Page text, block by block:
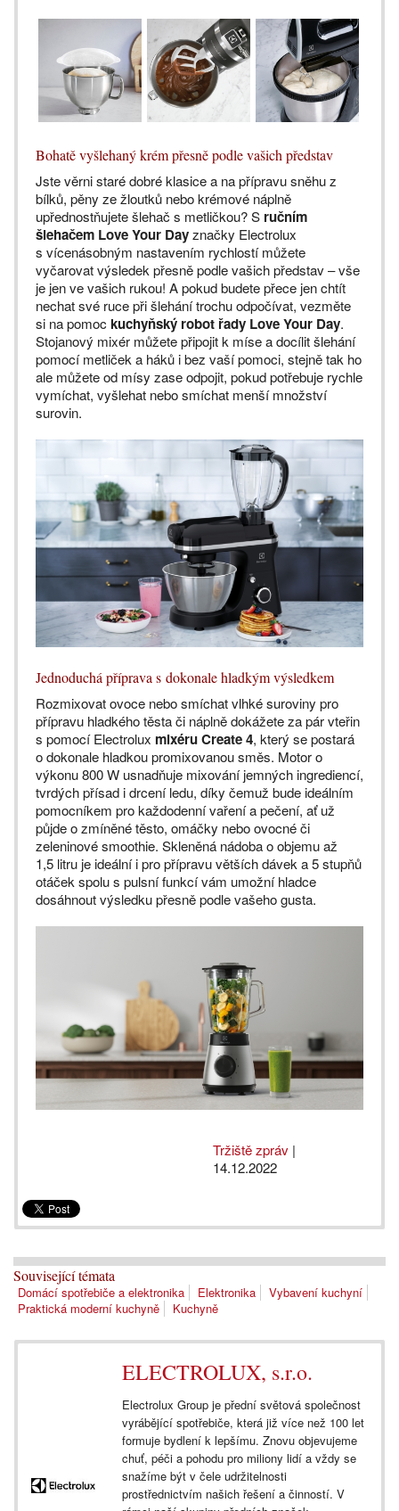
Bohatě vyšlehaný krém přesně podle vašich představ
Jste věrni staré dobré klasice a na přípravu sněhu z
bílků, pěny ze žloutků nebo krémové náplně
upřednostňujete šlehač s metličkou? S ručním
šlehačem Love Your Dayznačky Electrolux
s vícenásobným nastavením rychlostí můžete
vyčarovat výsledek přesně podle vašich představ – vše
je jen ve vašich rukou! A pokud budete přece jen chtít
nechat své ruce při šlehání trochu odpočívat, vezměte
si na pomoc kuchyňský robot řady Love Your Day.
Stojanový mixér můžete připojit k míse a docílit šlehání
pomocí metliček a háků i bez vaší pomoci, stejně tak ho
ale můžete od mísy zase odpojit, pokud potřebuje rychle
vymíchat, vyšlehat nebo smíchat menší množství
surovin.
Jednoduchá příprava s dokonale hladkým výsledkem
Rozmixovat ovoce nebo smíchat vlhké suroviny pro
přípravu hladkého těsta či náplně dokážete za pár vteřin
s pomocí Electrolux mixéru Create 4, který se postará
o dokonale hladkou promixovanou směs. Motor o
výkonu 800 W usnadňuje mixování jemných ingrediencí,
tvrdých přísad i drcení ledu, díky čemuž bude ideálním
pomocníkem pro každodenní vaření a pečení, ať už
půjde o zmíněné těsto, omáčky nebo ovocné či
zeleninové smoothie. Skleněná nádoba o objemu až
1,5 litru je ideální i pro přípravu větších dávek a 5 stupňů
otáček spolu s pulsní funkcí vám umožní hladce
dosáhnout výsledku přesně podle vašeho gusta.
Tržiště zpráv |
14.12.2022
Související témata
Domácí spotřebiče a elektronika Elektronika
Vybavení kuchyní
Praktická moderní kuchyně
Kuchyně
ELECTROLUX, s.r.o.
Electrolux Group je přední světová společnost
vyrábějící spotřebiče, která již více než 100 let
formuje bydlení k lepšímu. Znovu objevujeme
chuť, péči a pohodu pro miliony lidí a vždy se
snažíme být v čele udržitelnosti
prostřednictvím našich řešení a činností. V